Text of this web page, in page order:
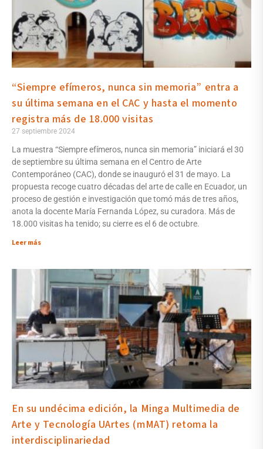
“Siempre efímeros, nunca sin memoria” entra a
su última semana en el CAC y hasta el momento
registra más de 18.000 visitas
27 septiembre 2024
La muestra “Siempre efímeros, nunca sin memoria” iniciará el 30
de septiembre su última semana en el Centro de Arte
Contemporáneo (CAC), donde se inauguró el 31 de mayo. La
propuesta recoge cuatro décadas del arte de calle en Ecuador, un
proceso de gestión e investigación que tomó más de tres años,
anota la docente María Fernanda López, su curadora. Más de
18.000 visitas ha tenido; su cierre es el 6 de octubre.
Leer más
En su undécima edición, la Minga Multimedia de
Arte y Tecnología UArtes (mMAT) retoma la
interdisciplinariedad